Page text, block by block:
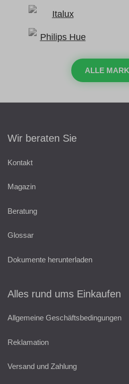
ALLE
Wir beraten Sie
Kontakt
Magazin
Beratung
Glossar
Dokumente herunterladen
Alles rund ums Einkaufen
Allgemeine Geschäftsbedingungen
Reklamation
Versand und Zahlung